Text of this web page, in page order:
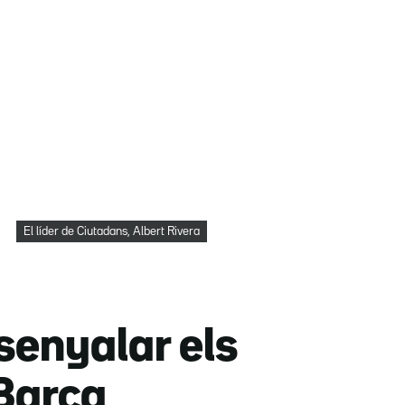
El líder de Ciutadans, Albert Rivera
els